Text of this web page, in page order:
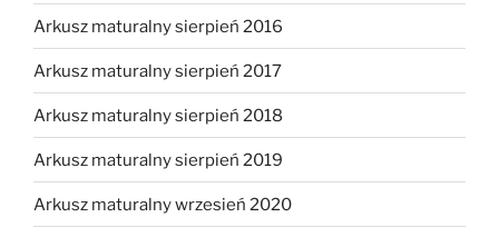
Arkusz maturalny sierpień 2016
Arkusz maturalny sierpień 2017
Arkusz maturalny sierpień 2018
Arkusz maturalny sierpień 2019
Arkusz maturalny wrzesień 2020